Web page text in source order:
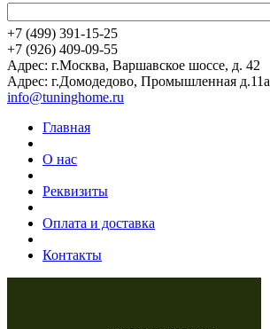
+7 (499) 391-15-25
+7 (926) 409-09-55
Адрес: г.Москва, Варшавское шоссе, д. 42
Адрес: г.Домодедово, Промышленная д.11а
info@tuninghome.ru
Главная
О нас
Реквизиты
Оплата и доставка
Контакты